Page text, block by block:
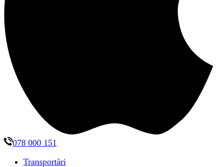
078 000 151
Transportări